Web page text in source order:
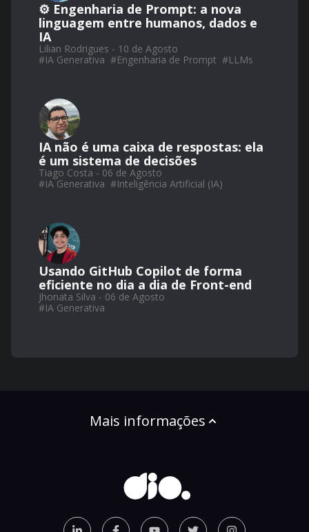
⚙️ Engenharia de Prompt: a nova
linguagem entre humanos, dados e
IA
Lilian Rodrigues - 10 de Agosto
#IA Generativa #Engenharia de Prompt #LLMs
IA não é uma caixa de respostas: ela
é um sistema de decisões
Tiago Costa - 06 de Agosto
#IA Generativa #Inteligência Artificial (IA)
Usando GitHub Copilot de forma
eficiente no dia a dia de Front-end
Jhonata Silva - 06 de Agosto
#IA Generativa
Mais informações